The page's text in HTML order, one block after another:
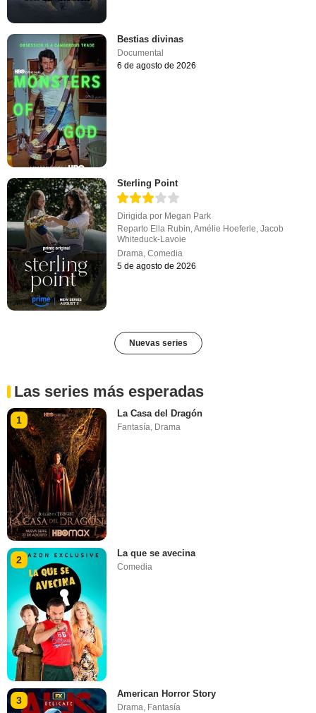
Bestias divinas
Documental
6 de agosto de 2026
Sterling Point
Dirigida por Megan Park
Reparto Ella Rubin ,Amélie Hoeferle ,Jacob
Whiteduck-Lavoie
Drama ,Comedia
5 de agosto de 2026
Nuevas series
Las series más esperadas
1
La Casa del Dragón
Fantasía, Drama
2
La que se avecina
Comedia
3
American Horror Story
Drama Fantasía